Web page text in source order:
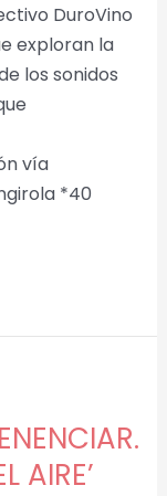
DuroVino
exploran la
los sonidos
vía
*40
AIRE’